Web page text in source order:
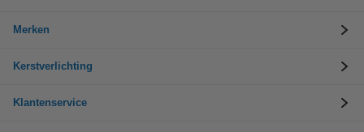
Merken
Kerstverlichting
Klantenservice